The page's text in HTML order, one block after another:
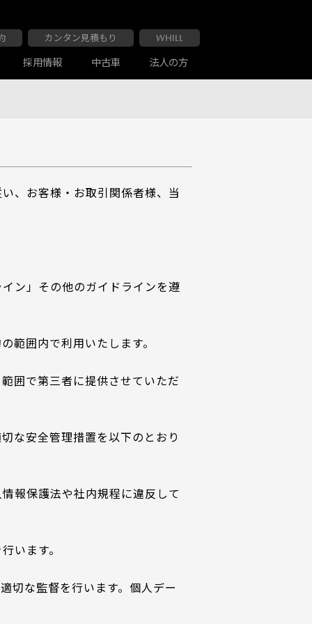
カンタン見積もり WHILL
採用情報 中古車 法人の方
、お客様・お取引関係者様、当
ン」その他のガイドラインを遵
範囲内で利用いたします。
囲で第三者に提供させていただ
な安全管理措置を以下のとおり
報保護法や社内規程に違反して
います。
切な監督を行います。個人デー